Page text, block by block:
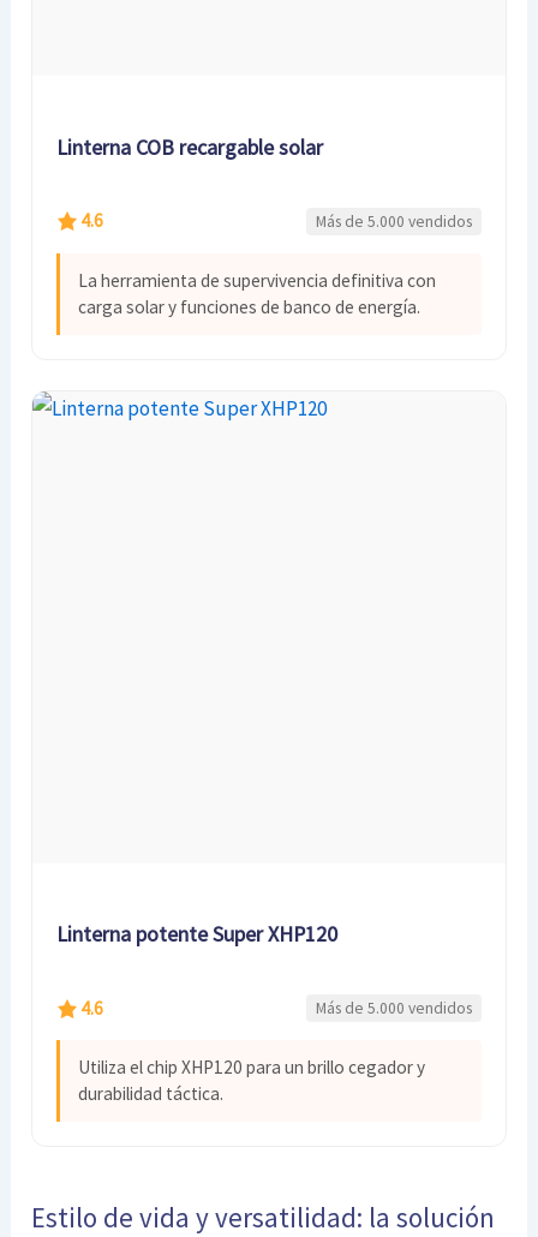
Linterna COB recargable solar
4.6 Más de 5.000 vendidos
La herramienta de supervivencia definitiva con
carga solar y funciones de banco de energía.
Linterna potente Super XHP120
4.6 Más de 5.000 vendidos
Utiliza el chip XHP120 para un brillo cegador y
durabilidad táctica.
Estilo de vida y versatilidad: la solución